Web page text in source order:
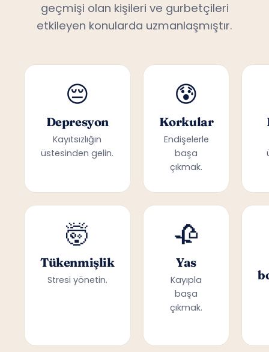
geçmişi olan kişileri ve gurbetçileri
etkileyen konularda uzmanlaşmıştır.
😔
Depresyon
Kayıtsızlığın
üstesinden gelin.
😰
Korkular
Endişelerle
başa
çıkmak.
🤯
Tükenmişlik
Stresi yönetin.
🥀
Yas
Kayıpla
başa
çıkmak.